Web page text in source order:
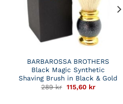
BARBAROSSA BROTHERS
Black Magic Synthetic
Shaving Brush in Black & Gold
289kr Det
ursprungliga
115,60 krDet